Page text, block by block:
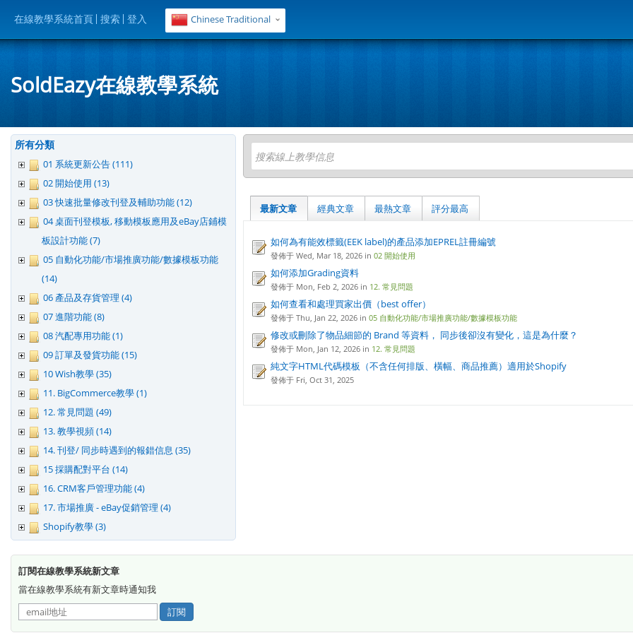
在線教學系統首頁 搜索 登入 Chinese Traditional
SoldEazy在線教學系統
所有分類
01 系統更新公告 (111)
02 開始使用 (13)
03 快速批量修改刊登及輔助功能 (12)
04 桌面刊登模板, 移動模板應用及eBay店鋪模
板設計功能 (7)
05 自動化功能/市場推廣功能/數據模板功能
(14)
06 產品及存貨管理 (4)
07 進階功能 (8)
08 汽配專用功能 (1)
09 訂單及發貨功能 (15)
10 Wish教學 (35)
11. BigCommerce教學 (1)
12. 常見問題 (49)
13. 教學視頻 (14)
14. 刊登/ 同步時遇到的報錯信息 (35)
15 採購配對平台 (14)
16. CRM客戶管理功能 (4)
17. 市場推廣 - eBay促銷管理 (4)
Shopify教學 (3)
最新文章 經典文章 最熱文章 評分最高
如何為有能效標籤(EEK label)的產品添加EPREL註冊編號
發佈于 Wed, Mar 18, 2026 in 02 開始使用
如何添加Grading資料
發佈于 Mon, Feb 2, 2026 in 12. 常見問題
如何查看和處理買家出價（best offer）
發佈于 Thu, Jan 22, 2026 in 05 自動化功能/市場推廣功能/數據模板功能
修改或刪除了物品細節的 Brand 等資料， 同步後卻沒有變化，這是為什麼？
發佈于 Mon, Jan 12, 2026 in 12. 常見問題
純文字HTML代碼模板（不含任何排版、橫幅、商品推薦）適用於Shopify
發佈于 Fri, Oct 31, 2025
訂閱在線教學系統新文章
當在線教學系統有新文章時通知我
訂閱